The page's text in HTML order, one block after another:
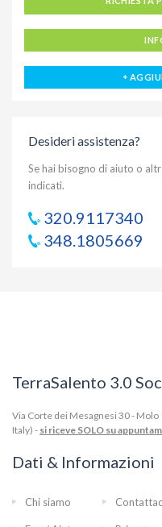
Desideri assistenza?
Se hai bisogno di aiuto o
indicati.
320.9117340
348.1805669
TerraSalento 3.0
Via Corte dei Mesagnesi 30 - Molo
Italy) - si riceve SOLO su
Dati & Informazioni
Chi siamo